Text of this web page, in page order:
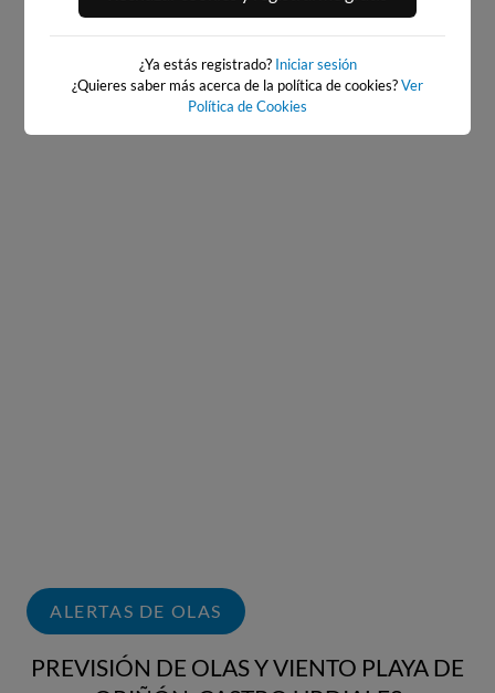
15km · Noja
0.4 m PLATO 0.4 m PLATO
ALERTAS DE OLAS
PREVISIÓN DE OLAS Y VIENTO PLAYA DE
¿Ya estás registrado? Iniciar sesión
¿Quieres saber más acerca de la política de cookies?Ver
Política de Cookies